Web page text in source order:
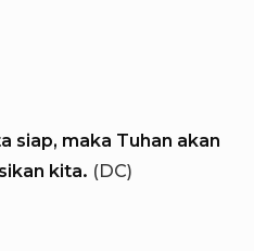
siap, maka Tuhan akan
kita. (DC)